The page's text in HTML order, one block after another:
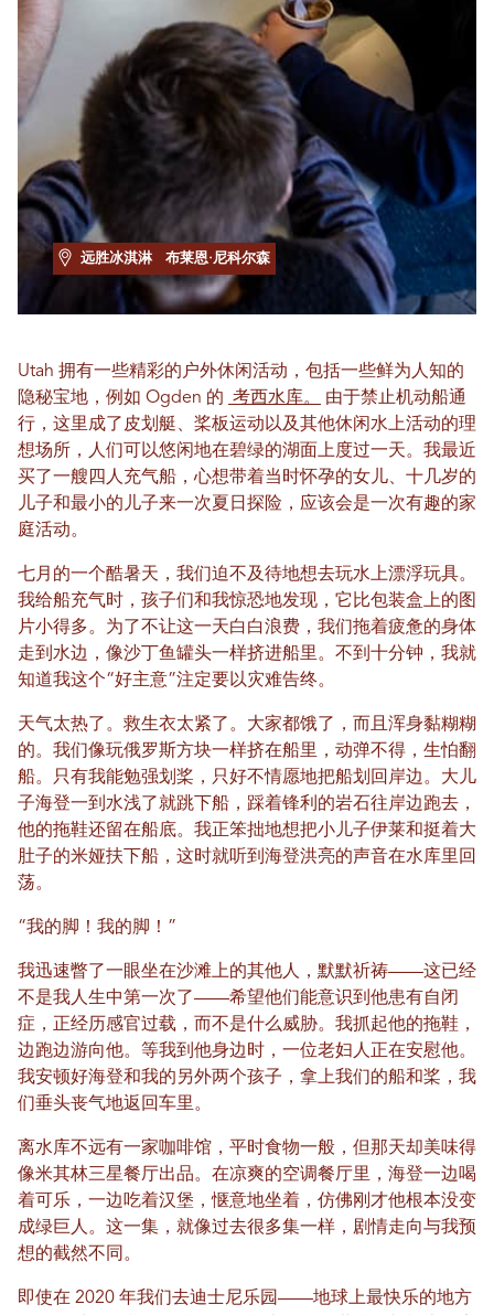
远胜冰淇淋 布莱恩·尼科尔森
Utah 拥有一些精彩的户外休闲活动，包括一些鲜为人知的
隐秘宝地，例如 Ogden 的
考西水库。
由于禁止机动船通
行，这里成了皮划艇、桨板运动以及其他休闲水上活动的理
想场所，人们可以悠闲地在碧绿的湖面上度过一天。我最近
买了一艘四人充气船，心想带着当时怀孕的女儿、十几岁的
儿子和最小的儿子来一次夏日探险，应该会是一次有趣的家
庭活动。
七月的一个酷暑天，我们迫不及待地想去玩水上漂浮玩具。
我给船充气时，孩子们和我惊恐地发现，它比包装盒上的图
片小得多。为了不让这一天白白浪费，我们拖着疲惫的身体
走到水边，像沙丁鱼罐头一样挤进船里。不到十分钟，我就
知道我这个“好主意”注定要以灾难告终。
天气太热了。救生衣太紧了。大家都饿了，而且浑身黏糊糊
的。我们像玩俄罗斯方块一样挤在船里，动弹不得，生怕翻
船。只有我能勉强划桨，只好不情愿地把船划回岸边。大儿
子海登一到水浅了就跳下船，踩着锋利的岩石往岸边跑去，
他的拖鞋还留在船底。我正笨拙地想把小儿子伊莱和挺着大
肚子的米娅扶下船，这时就听到海登洪亮的声音在水库里回
荡。
“我的脚！我的脚！”
我迅速瞥了一眼坐在沙滩上的其他人，默默祈祷——这已经
不是我人生中第一次了——希望他们能意识到他患有自闭
症，正经历感官过载，而不是什么威胁。我抓起他的拖鞋，
边跑边游向他。等我到他身边时，一位老妇人正在安慰他。
我安顿好海登和我的另外两个孩子，拿上我们的船和桨，我
们垂头丧气地返回车里。
离水库不远有一家咖啡馆，平时食物一般，但那天却美味得
像米其林三星餐厅出品。在凉爽的空调餐厅里，海登一边喝
着可乐，一边吃着汉堡，惬意地坐着，仿佛刚才他根本没变
成绿巨人。这一集，就像过去很多集一样，剧情走向与我预
想的截然不同。
即使在 2020 年我们去迪士尼乐园——地球上最快乐的地方